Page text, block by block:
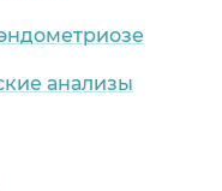
анализы